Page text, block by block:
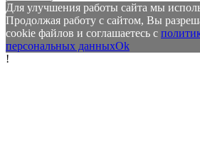
Для улучшения работы сайта мы
Продолжая работу с сайтом, Вы
cookie файлов и соглашаетесь с
персональных данныхOk
!